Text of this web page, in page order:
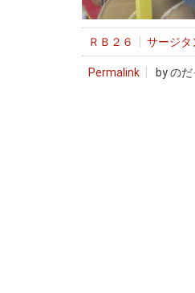
ＲＢ２６ サージタ
Permalink by の